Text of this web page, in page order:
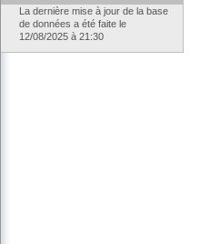
La dernière mise à jour de la base
de données a été faite le
12/08/2025 à 21:30